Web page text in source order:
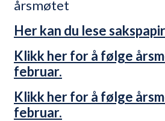
årsmøtet
Her kan du lese
Klikk her for å følge
februar.
Klikk her for å følge
februar.